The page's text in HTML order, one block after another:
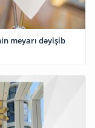
meyarı dəyişib